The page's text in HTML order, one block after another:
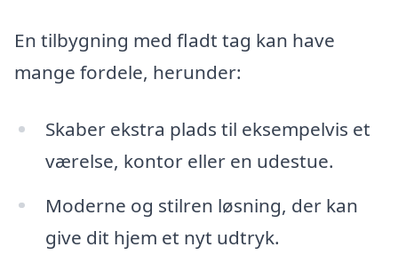
En tilbygning med fladt tag kan have
mange fordele, herunder:
Skaber ekstra plads til eksempelvis et
værelse, kontor eller en udestue.
Moderne og stilren løsning, der kan
give dit hjem et nyt udtryk.